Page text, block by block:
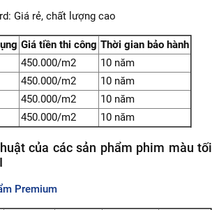
Giá rẻ, chất lượng cao
Giá tiền thi công Thời gian bảo hành
450.000/m2
10 năm
450.000/m2
10 năm
450.000/m2
10 năm
450.000/m2 10 năm
của các sản phẩm phim màu tối
Premium